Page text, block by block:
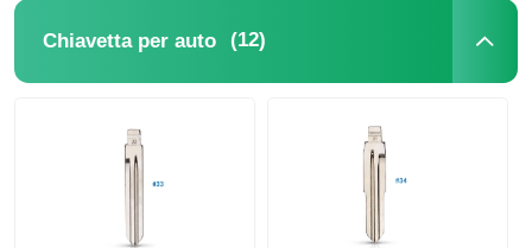
Chiave intelligente KEYDIY
Chiavetta per auto (12)